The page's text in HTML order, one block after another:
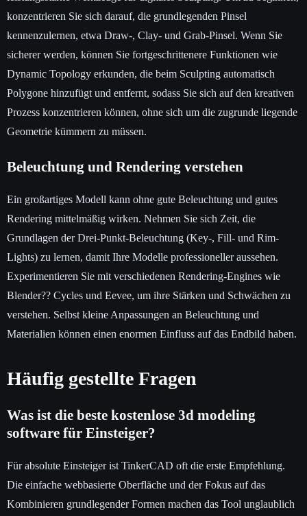
konzentrieren Sie sich darauf, die grundlegenden Pinsel
kennenzulernen, etwa Draw-, Clay- und Grab-Pinsel. Wenn Sie
sicherer werden, können Sie fortgeschrittenere Funktionen wie
Dynamic Topology erkunden, die beim Sculpting automatisch
Polygone hinzufügt und entfernt, sodass Sie sich auf den kreativen
Prozess konzentrieren können, ohne sich um die zugrunde liegende
Geometrie kümmern zu müssen.
Beleuchtung und Rendering verstehen
Ein großartiges Modell kann ohne gute Beleuchtung und gutes
Rendering mittelmäßig wirken. Nehmen Sie sich Zeit, die
Grundlagen der Drei-Punkt-Beleuchtung (Key-, Fill- und Rim-
Lights) zu lernen, damit Ihre Modelle professioneller aussehen.
Experimentieren Sie mit verschiedenen Rendering-Engines wie
Blender?? Cycles und Eevee, um ihre Stärken und Schwächen zu
verstehen. Selbst kleine Anpassungen an Beleuchtung und
Materialien können einen enormen Einfluss auf das Endbild haben.
Häufig gestellte Fragen
Was ist die beste kostenlose 3d modeling
software für Einsteiger?
Für absolute Einsteiger ist TinkerCAD oft die erste Empfehlung.
Die einfache webbasierte Oberfläche und der Fokus auf das
Kombinieren grundlegender Formen machen das Tool unglaublich